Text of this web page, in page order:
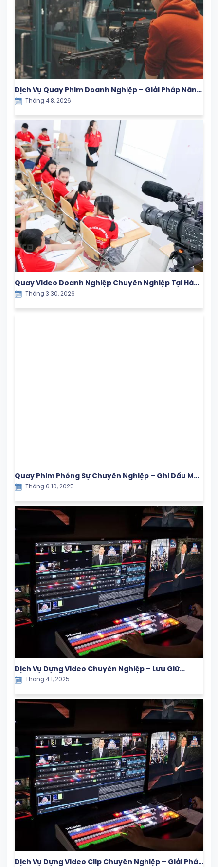
Dịch Vụ Quay Phim Doanh Nghiệp – Giải Pháp Nâng
Tầm Thương Hiệu Trong Kỷ Nguyên Số
Tháng 4 8, 2026
Quay Video Doanh Nghiệp Chuyên Nghiệp Tại Hà
Nội
Tháng 3 30, 2026
Quay Phim Phóng Sự Chuyên Nghiệp – Ghi Dấu Mọi
Khoảnh Khắc Giá Trị
Tháng 6 10, 2025
Dịch Vụ Dựng Video Chuyên Nghiệp – Lưu Giữ
Khoảnh Khắc Ý Nghĩa Cùng Con Yêu
Tháng 4 1, 2025
Dịch Vụ Dựng Video Clip Chuyên Nghiệp – Giải Pháp